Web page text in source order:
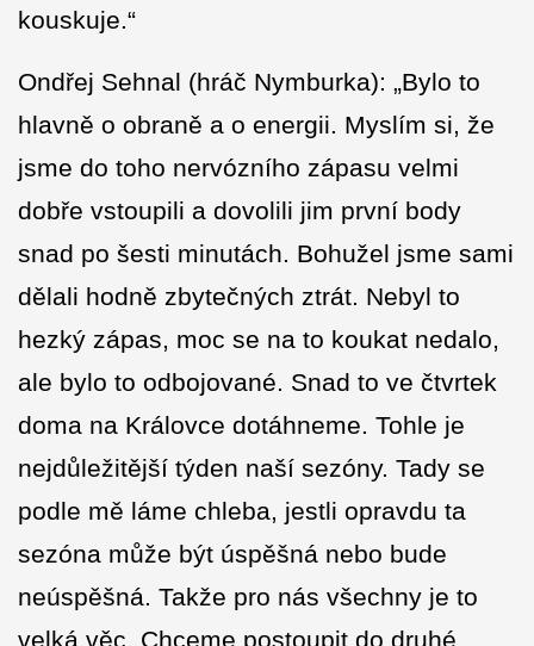
kouskuje.“
Ondřej Sehnal (hráč Nymburka): „Bylo to
hlavně o obraně a o energii. Myslím si, že
jsme do toho nervózního zápasu velmi
dobře vstoupili a dovolili jim první body
snad po šesti minutách. Bohužel jsme sami
dělali hodně zbytečných ztrát. Nebyl to
hezký zápas, moc se na to koukat nedalo,
ale bylo to odbojované. Snad to ve čtvrtek
doma na Královce dotáhneme. Tohle je
nejdůležitější týden naší sezóny. Tady se
podle mě láme chleba, jestli opravdu ta
sezóna může být úspěšná nebo bude
neúspěšná. Takže pro nás všechny je to
velká věc. Chceme postoupit do druhé